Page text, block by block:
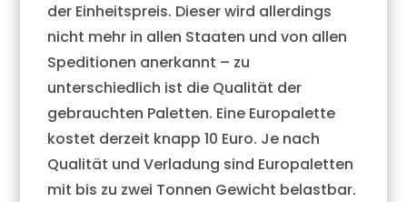
der Einheitspreis. Dieser wird allerdings
nicht mehr in allen Staaten und von allen
Speditionen anerkannt – zu
unterschiedlich ist die Qualität der
gebrauchten Paletten. Eine Europalette
kostet derzeit knapp 10 Euro. Je nach
Qualität und Verladung sind Europaletten
mit bis zu zwei Tonnen Gewicht belastbar.